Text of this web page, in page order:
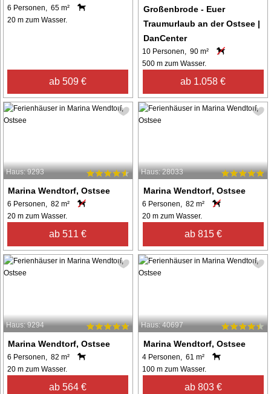
6 Personen, 65 m²
20 m zum Wasser.
ab 509 €
Großenbrode - Euer
Traumurlaub an der Ostsee |
DanCenter
10 Personen, 90 m²
500 m zum Wasser.
ab 1.058 €
Haus: 9293
Marina Wendtorf, Ostsee
6 Personen, 82 m²
20 m zum Wasser.
ab 511 €
Haus: 28033
Marina Wendtorf, Ostsee
6 Personen, 82 m²
20 m zum Wasser.
ab 815 €
Haus: 9294
Marina Wendtorf, Ostsee
6 Personen, 82 m²
20 m zum Wasser.
ab 564 €
Haus: 40697
Marina Wendtorf, Ostsee
4 Personen, 61 m²
100 m zum Wasser.
ab 803 €